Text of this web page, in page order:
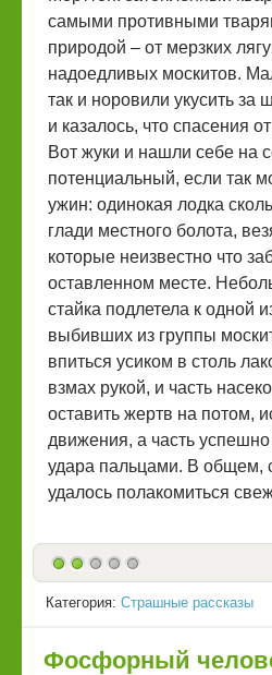
самыми противными
природой – от мерзких
надоедливых москитов.
так и норовили укусить за
и казалось, что спасения
Вот жуки и нашли себе на
потенциальный, если так
ужин: одинокая лодка
глади местного болота,
которые неизвестно что
оставленном месте.
стайка подлетела к одной
выбивших из группы
впиться усиком в столь
взмах рукой, и часть
оставить жертв на потом,
движения, а часть
удара пальцами. В общем,
удалось полакомиться
Категория: Страшные рассказы
Фосфорный